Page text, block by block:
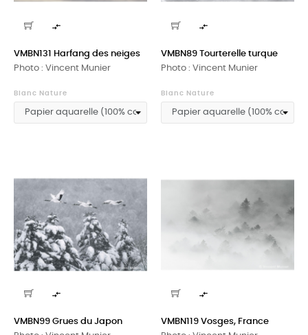

VMBN131 Harfang des neiges
Photo : Vincent Munier
Blanc Nature

VMBN89 Tourterelle turque
Photo : Vincent Munier
Blanc Nature

VMBN99 Grues du Japon

VMBN119 Vosges, France